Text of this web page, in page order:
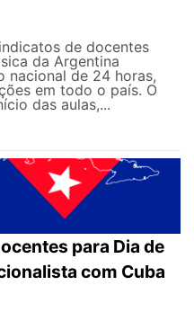
de docentes
da Argentina
nacional de 24 horas,
em todo o país. O
das aulas,...
para Dia de
com Cuba